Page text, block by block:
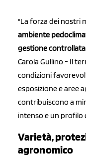
"La forza dei nostri
ambiente
gestione controllata
Carola Gullino - Il
condizioni
esposizione e aree
contribuiscono a
intenso e un profilo
Varietà,
agronomico